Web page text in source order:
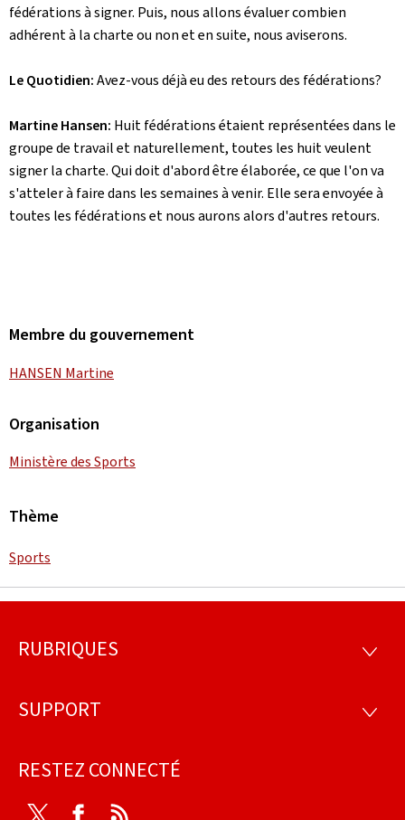
fédérations à signer. Puis, nous allons évaluer combien
adhérent à la charte ou non et en suite, nous aviserons.
Le Quotidien:Avez-vous déjà eu des retours des fédérations?
Martine Hansen: Huit fédérations étaient représentées dans le
groupe de travail et naturellement, toutes les huit veulent
signer la charte. Qui doit d'abord être élaborée, ce que l'on va
s'atteler à faire dans les semaines à venir. Elle sera envoyée à
toutes les fédérations et nous aurons alors d'autres retours.
Membre du gouvernement
HANSEN Martine
Organisation
Ministère des Sports
Thème
Sports
Pied
page
RUBRIQUES
SUPPORT
RESTEZ CONNECTÉ
Twitter Facebook